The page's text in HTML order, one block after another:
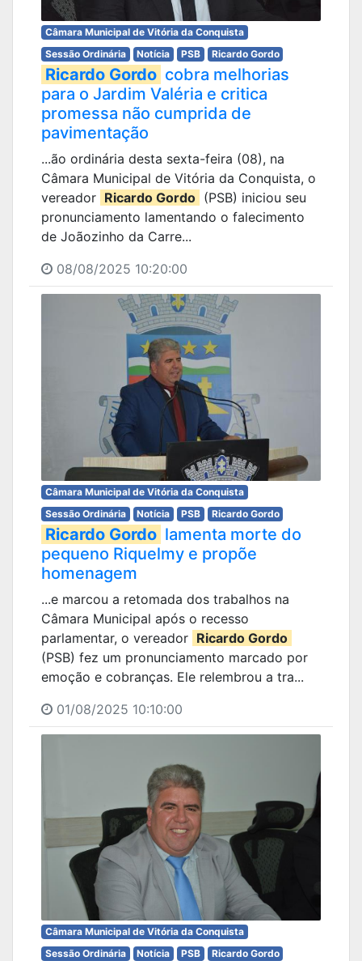
Câmara Municipal de Vitória da Conquista
Sessão Ordinária
Notícia PSB Ricardo Gordo
Ricardo Gordo cobra melhorias
para o Jardim Valéria e critica
promessa não cumprida de
pavimentação
...ão ordinária desta sexta-feira (08), na
Câmara Municipal de Vitória da Conquista, o
vereador Ricardo Gordo (PSB) iniciou seu
pronunciamento lamentando o falecimento
de Joãozinho da Carre...
08/08/2025 10:20:00
Câmara Municipal de Vitória da Conquista
Sessão Ordinária
Notícia PSB Ricardo Gordo
Ricardo Gordo lamenta morte do
pequeno Riquelmy e propõe
homenagem
...e marcou a retomada dos trabalhos na
Câmara Municipal após o recesso
parlamentar, o vereador Ricardo Gordo
(PSB) fez um pronunciamento marcado por
emoção e cobranças. Ele relembrou a tra...
01/08/2025 10:10:00
Câmara Municipal de Vitória da Conquista
Sessão Ordinária
Notícia PSB Ricardo Gordo